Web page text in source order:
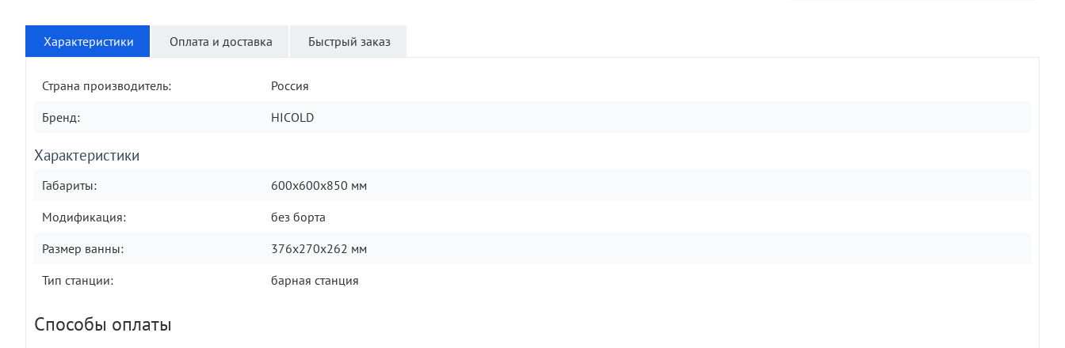
Характеристики Оплата и доставка Быстрый заказ
Страна производитель:
Россия
Бренд:
HICOLD
Характеристики
Габариты:
600х600х850 мм
Модификация:
без борта
Размер ванны:
376х270х262 мм
Тип станции:
барная станция
Способы оплаты